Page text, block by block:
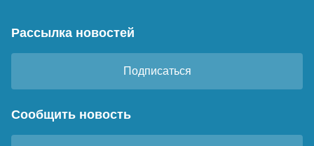
Рассылка новостей
Подписаться
Сообщить новость